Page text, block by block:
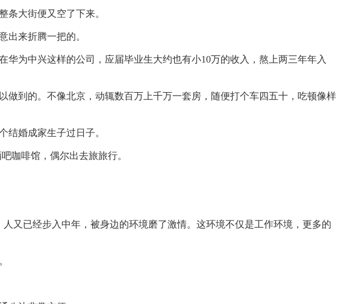
大街便又空了下来。
来折腾一把的。
为中兴这样的公司，应届毕业生大约也有小10万的收入，熬上两三年年入
到的。不像北京，动辄数百万上千万一套房，随便打个车四五十，吃顿像样
婚成家生子过日子。
咖啡馆，偶尔出去旅旅行。
已经步入中年，被身边的环境磨了激情。这环境不仅是工作环境，更多的